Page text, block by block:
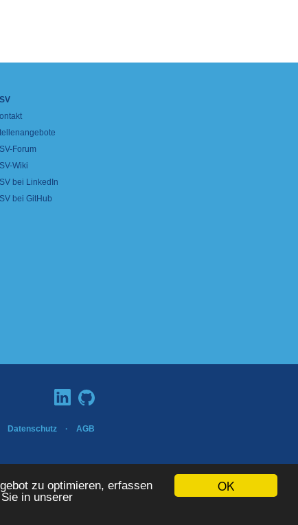
OK
zu optimieren, erfassen
in unserer
Forum
Wiki
bei LinkedIn
bei GitHub
Datenschutz · AGB